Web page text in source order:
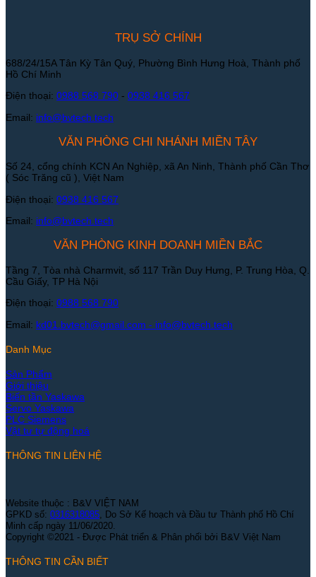
TRỤ SỞ CHÍNH
688/24/15A Tân Kỳ Tân Quý, Phường Bình Hưng Hoà, Thành phố
Hồ Chí Minh
Điện thoại: 0988 568 790 - 0938 416 567
Email: info@bvtech.tech
VĂN PHÒNG CHI NHÁNH MIỀN TÂY
Số 24, cổng chính KCN An Nghiệp, xã An Ninh, Thành phố Cần Thơ
( Sóc Trăng cũ ), Việt Nam
Điện thoại: 0938 416 567
Email: info@bvtech.tech
VĂN PHÒNG KINH DOANH MIỀN BẮC
Tầng 7, Tòa nhà Charmvit, số 117 Trần Duy Hưng, P. Trung Hòa, Q.
Cầu Giấy, TP Hà Nội
Điện thoại: 0988 568 790
Email: kd01.bvtech@gmail.com - info@bvtech.tech
Danh Mục
Sản Phẩm
Giới thiệu
Biến tần Yaskawa
Servo Yaskawa
PLC Siemens
Vật tư tự động hoá
THÔNG TIN LIÊN HỆ
Website thuộc : B&V VIỆT NAM
GPKD số: 0316318085, Do Sở Kế hoạch và Đầu tư Thành phố Hồ Chí
Minh cấp ngày 11/06/2020.
Copyright ©2021 - Được Phát triển & Phân phối bởi B&V Việt Nam
THÔNG TIN CẦN BIẾT